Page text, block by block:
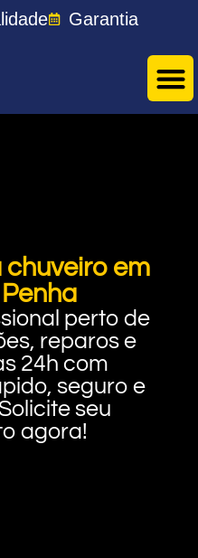
Garantia
chuveiro em
perto de
reparos e
24h com
seguro e
seu
agora!